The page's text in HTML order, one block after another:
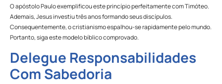
O apóstolo Paulo exemplificou este princípio perfeitamente com Timóteo.
Ademais, Jesus investiu três anos formando seus discípulos.
Consequentemente, o cristianismo espalhou-se rapidamente pelo mundo.
Portanto, siga este modelo bíblico comprovado.
Delegue Responsabilidades
Com Sabedoria